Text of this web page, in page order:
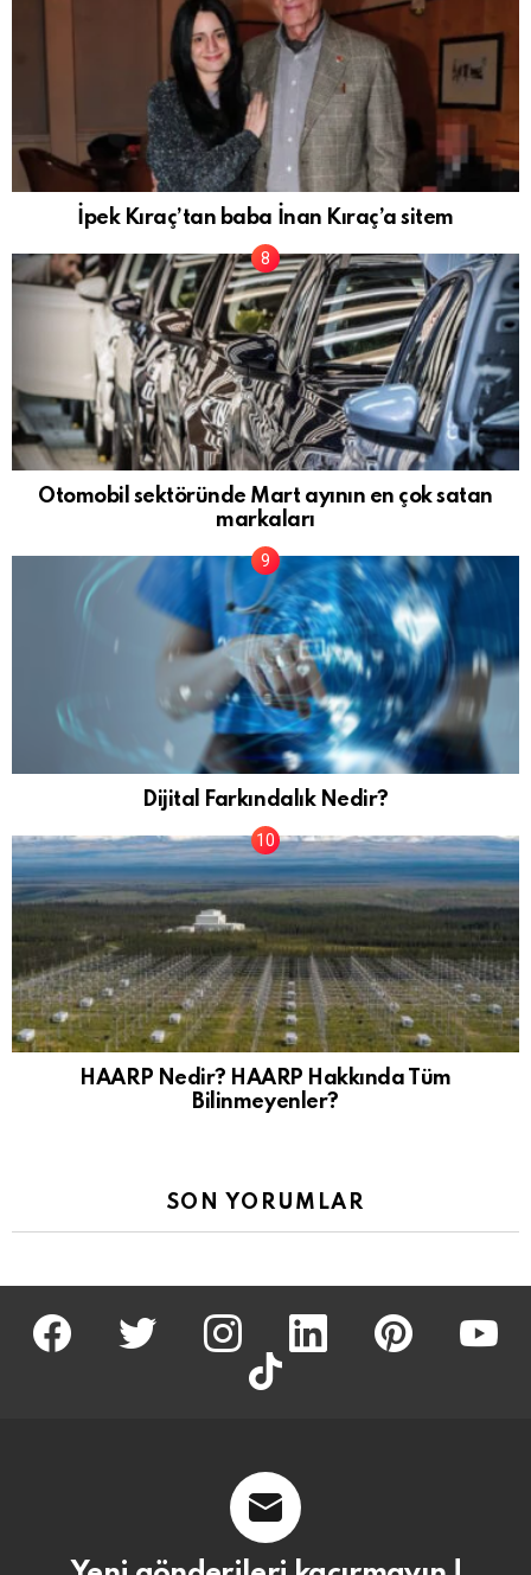
İpek Kıraç’tan baba İnan Kıraç’a sitem
Otomobil sektöründe Mart ayının en çok satan
markaları
Dijital Farkındalık Nedir?
HAARP Nedir? HAARP Hakkında Tüm
Bilinmeyenler?
SON YORUMLAR
facebook twitter İnstagram linkedin pinterest
tiktok